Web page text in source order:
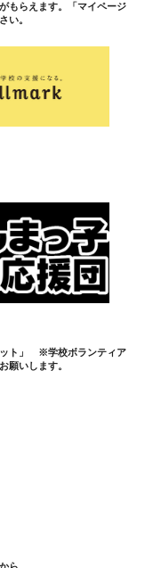
もらえます。「マイページ
い。
ット」 ※学校ボランティア
願いします。